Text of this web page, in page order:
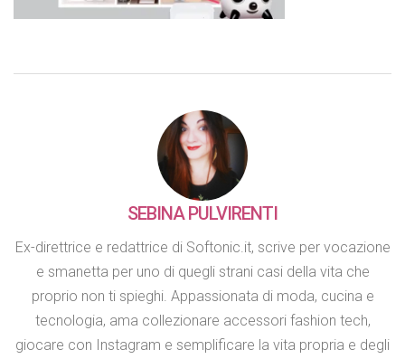
SEBINA PULVIRENTI
Ex-direttrice e redattrice di Softonic.it, scrive per vocazione
e smanetta per uno di quegli strani casi della vita che
proprio non ti spieghi. Appassionata di moda, cucina e
tecnologia, ama collezionare accessori fashion tech,
giocare con Instagram e semplificare la vita propria e degli